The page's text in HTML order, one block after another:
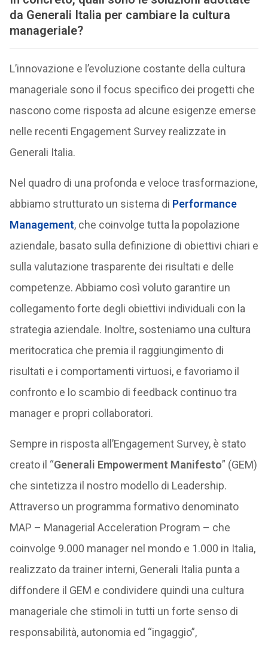
da Generali Italia per cambiare la cultura
manageriale?
L’innovazione e l’evoluzione costante della cultura
manageriale sono il focus specifico dei progetti che
nascono come risposta ad alcune esigenze emerse
nelle recenti Engagement Survey realizzate in
Generali Italia.
Nel quadro di una profonda e veloce trasformazione,
abbiamo strutturato un sistema di Performance
Management, che coinvolge tutta la popolazione
aziendale, basato sulla definizione di obiettivi chiari e
sulla valutazione trasparente dei risultati e delle
competenze. Abbiamo così voluto garantire un
collegamento forte degli obiettivi individuali con la
strategia aziendale. Inoltre, sosteniamo una cultura
meritocratica che premia il raggiungimento di
risultati e i comportamenti virtuosi, e favoriamo il
confronto e lo scambio di feedback continuo tra
manager e propri collaboratori.
Sempre in risposta all’Engagement Survey, è stato
creato il “Generali Empowerment Manifesto” (GEM)
che sintetizza il nostro modello di Leadership.
Attraverso un programma formativo denominato
MAP – Managerial Acceleration Program – che
coinvolge 9.000 manager nel mondo e 1.000 in Italia,
realizzato da trainer interni, Generali Italia punta a
diffondere il GEM e condividere quindi una cultura
manageriale che stimoli in tutti un forte senso di
responsabilità, autonomia ed “ingaggio”,